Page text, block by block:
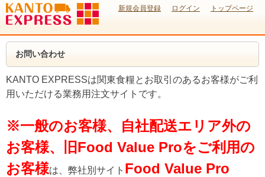
新規会員登録 ログイン トップページ
お問い合わせ
KANTO EXPRESSは関東食糧とお取引のあるお客様がご利
用いただける業務用注文サイトです。
※一般のお客様、自社配送エリア外の
お客様、旧Food Value Proをご利用の
お客様は、弊社別サイト Food Value Pro